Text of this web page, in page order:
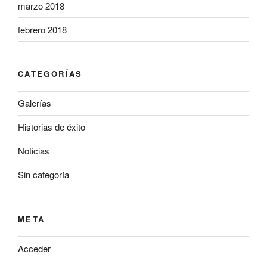
marzo 2018
febrero 2018
CATEGORÍAS
Galerías
Historias de éxito
Noticias
Sin categoría
META
Acceder